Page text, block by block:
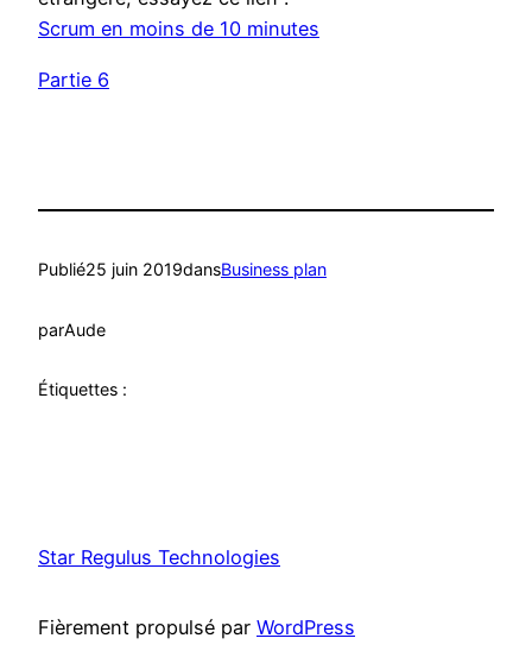
Scrum en moins de 10 minutes
Partie 6
Publié25 juin 2019dansBusiness plan
parAude
Étiquettes :
Star Regulus Technologies
Fièrement propulsé par WordPress